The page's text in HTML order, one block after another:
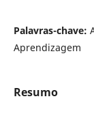
Palavras-chave:
Aprendizagem
Resumo